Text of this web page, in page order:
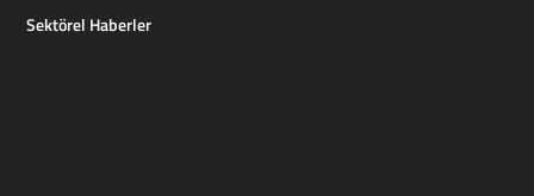
Sektörel Haberler